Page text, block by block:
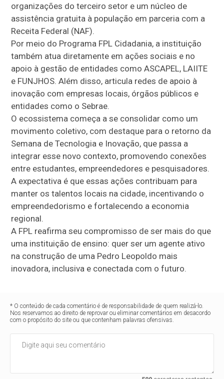
organizações do terceiro setor e um núcleo de
assistência gratuita à população em parceria com a
Receita Federal (NAF).
Por meio do Programa FPL Cidadania, a instituição
também atua diretamente em ações sociais e no
apoio à gestão de entidades como ASCAPEL, LAIITE
e FUNJHOS. Além disso, articula redes de apoio à
inovação com empresas locais, órgãos públicos e
entidades como o Sebrae.
O ecossistema começa a se consolidar como um
movimento coletivo, com destaque para o retorno da
Semana de Tecnologia e Inovação, que passa a
integrar esse novo contexto, promovendo conexões
entre estudantes, empreendedores e pesquisadores.
A expectativa é que essas ações contribuam para
manter os talentos locais na cidade, incentivando o
empreendedorismo e fortalecendo a economia
regional.
A FPL reafirma seu compromisso de ser mais do que
uma instituição de ensino: quer ser um agente ativo
na construção de uma Pedro Leopoldo mais
inovadora, inclusiva e conectada com o futuro.
* O conteúdo de cada comentário é de responsabilidade de quem realizá-lo.
Nos reservamos ao direito de reprovar ou eliminar comentários em desacordo
com o propósito do site ou que contenham palavras ofensivas.